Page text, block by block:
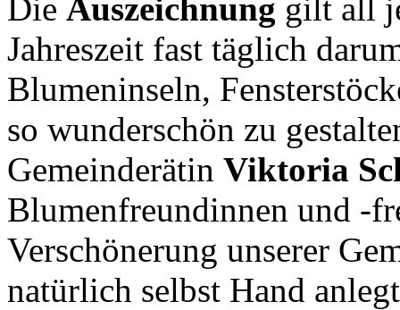
Die Auszeichnung gilt all
Jahreszeit fast täglich
Blumeninseln,
so wunderschön zu
Gemeinderätin Viktoria
Blumenfreundinnen und -
Verschönerung unserer
natürlich selbst Hand